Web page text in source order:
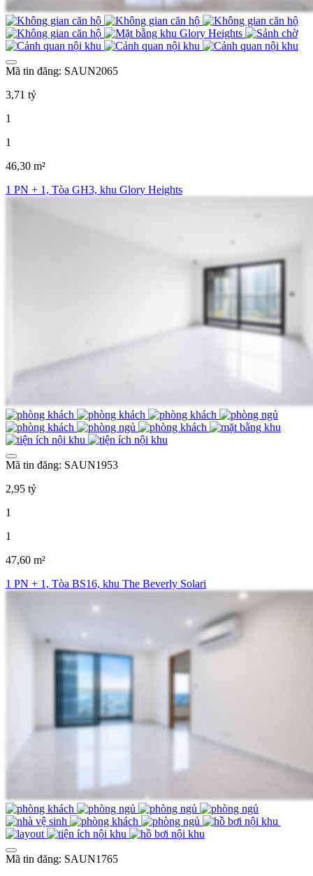
Mã tin đăng: SAUN2065
3,71 tỷ
1
1
46,30 m²
1 PN + 1, Tòa GH3, khu Glory Heights
Mã tin đăng: SAUN1953
2,95 tỷ
1
1
47,60 m²
1 PN + 1, Tòa BS16, khu The Beverly Solari
Mã tin đăng: SAUN1765